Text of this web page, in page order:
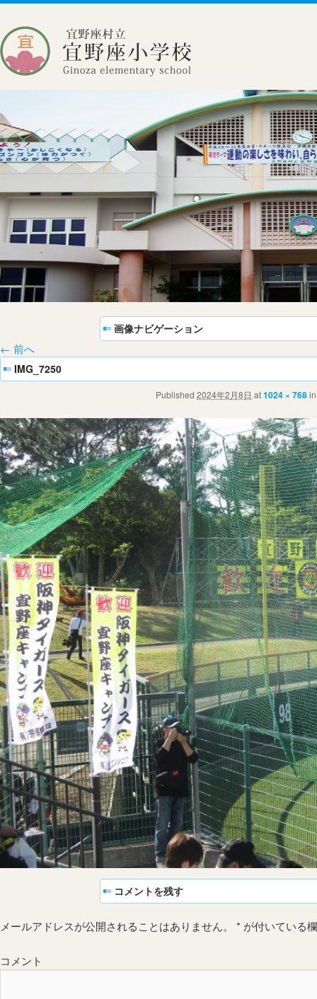
画像ナビゲーション
← 前へ
IMG_7250
Published 2024年2月8日 at1024 × 768
コメントを残す
メールアドレスが公開されることはありません。 * が付いている
コメント